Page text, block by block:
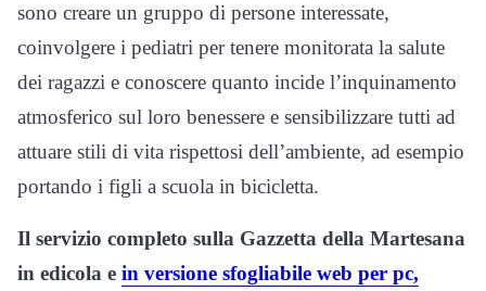
sono creare un gruppo di persone interessate,
coinvolgere i pediatri per tenere monitorata la salute
dei ragazzi e conoscere quanto incide l’inquinamento
atmosferico sul loro benessere e sensibilizzare tutti ad
attuare stili di vita rispettosi dell’ambiente, ad esempio
portando i figli a scuola in bicicletta.
Il servizio completo sulla Gazzetta della Martesana
in edicola e in versione sfogliabile web per pc,